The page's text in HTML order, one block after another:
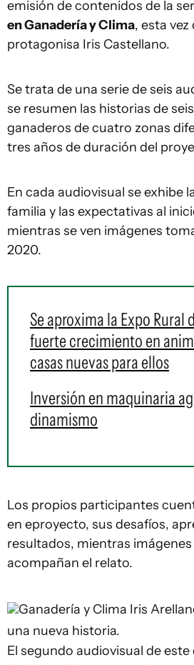
emisión de contenidos de la
en Ganadería y Clima, esta
protagonisa Iris Castellano.
Se trata de una serie de seis
se resumen las historias de
ganaderos de cuatro zonas
tres años de duración del
En cada audiovisual se exhibe
familia y las expectativas al
mientras se ven imágenes
2020.
Se aproxima la Expo Rural
fuerte crecimiento en
casas nuevas para ellos
Inversión en maquinaria
dinamismo
Los propios participantes
en eproyecto, sus desafíos,
resultados, mientras
acompañan el relato.
Ganadería y Clima Iris
una nueva historia.
El segundo audiovisual de este